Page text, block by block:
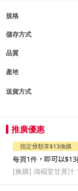
規格
儲存方式
品質
產地
送貨方式
推廣優惠
指定分類享$13換購
每買1件，即可以
[换購]鴻褔堂甘蔗汁